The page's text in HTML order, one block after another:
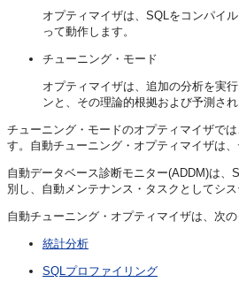
オプティマイザは、SQLをコンパイ
って動作します。
チューニング・モード
オプティマイザは、追加の分析を実
ンと、その理論的根拠および予測さ
チューニング・モードのオプティマイザで
す。自動チューニング・オプティマイザは
自動データベース診断モニター(ADDM)は
別し、自動メンテナンス・タスクとしてシ
自動チューニング・オプティマイザは、次
統計分析
SQLプロファイリング